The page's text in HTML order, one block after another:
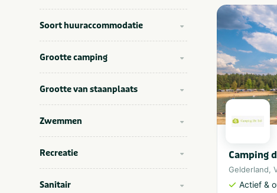
Soort huuraccommodatie
Grootte camping
Grootte van staanplaats
Zwemmen
Recreatie
Sanitair
Camping
Gelderland,
Actief &